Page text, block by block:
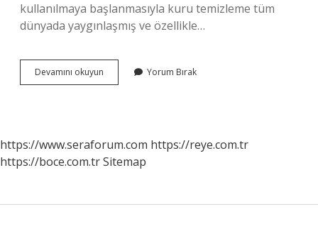
kullanılmaya başlanmasıyla kuru temizleme tüm
dünyada yaygınlaşmış ve özellikle…
Devamını okuyun
Temizlemede
Yorum Bırak
https://www.seraforum.com https://reye.com.tr
https://boce.com.trSitemap